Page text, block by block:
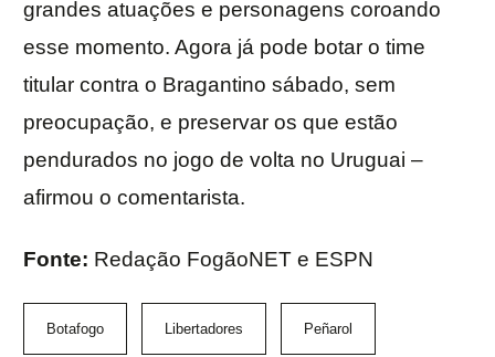
grandes atuações e personagens coroando
esse momento. Agora já pode botar o time
titular contra o Bragantino sábado, sem
preocupação, e preservar os que estão
pendurados no jogo de volta no Uruguai –
afirmou o comentarista.
Fonte: Redação FogãoNET e ESPN
Botafogo Libertadores Peñarol